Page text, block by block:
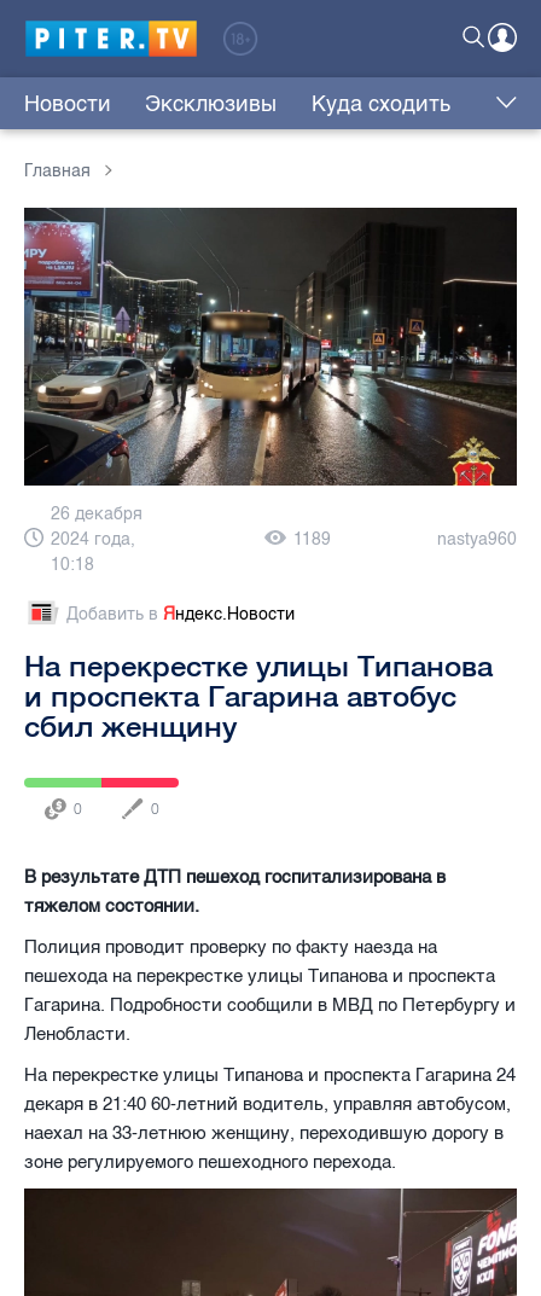
Новости Эксклюзивы Куда сходить
Главная
26 декабря
2024 года,
10:18
1189 nastya960
Добавить в Яндекс.Новости
На перекрестке улицы Типанова
и проспекта Гагарина автобус
сбил женщину
0 0
В результате ДТП пешеход госпитализирована в
тяжелом состоянии.
Полиция проводит проверку по факту наезда на
пешехода на перекрестке улицы Типанова и проспекта
Гагарина. Подробности сообщили в МВД по Петербургу и
Ленобласти.
На перекрестке улицы Типанова и проспекта Гагарина 24
декаря в 21:40 60-летний водитель, управляя автобусом,
наехал на 33-летнюю женщину, переходившую дорогу в
зоне регулируемого пешеходного перехода.